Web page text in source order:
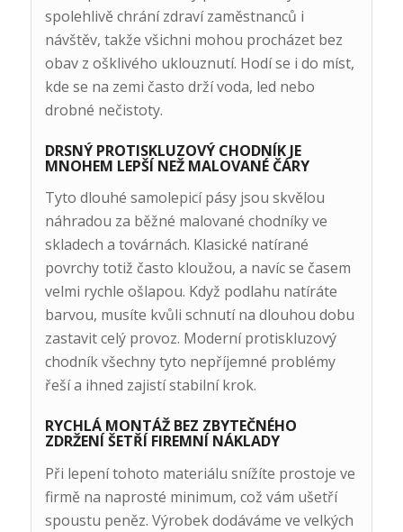
spolehlivě chrání zdraví zaměstnanců i
návštěv, takže všichni mohou procházet bez
obav z ošklivého uklouznutí. Hodí se i do míst,
kde se na zemi často drží voda, led nebo
drobné nečistoty.
DRSNÝ PROTISKLUZOVÝ CHODNÍK JE
MNOHEM LEPŠÍ NEŽ MALOVANÉ ČÁRY
Tyto dlouhé samolepicí pásy jsou skvělou
náhradou za běžné malované chodníky ve
skladech a továrnách. Klasické natírané
povrchy totiž často kloužou, a navíc se časem
velmi rychle ošlapou. Když podlahu natíráte
barvou, musíte kvůli schnutí na dlouhou dobu
zastavit celý provoz. Moderní protiskluzový
chodník všechny tyto nepříjemné problémy
řeší a ihned zajistí stabilní krok.
RYCHLÁ MONTÁŽ BEZ ZBYTEČNÉHO
ZDRŽENÍ ŠETŘÍ FIREMNÍ NÁKLADY
Při lepení tohoto materiálu snížíte prostoje ve
firmě na naprosté minimum, což vám ušetří
spoustu peněz. Výrobek dodáváme ve velkých